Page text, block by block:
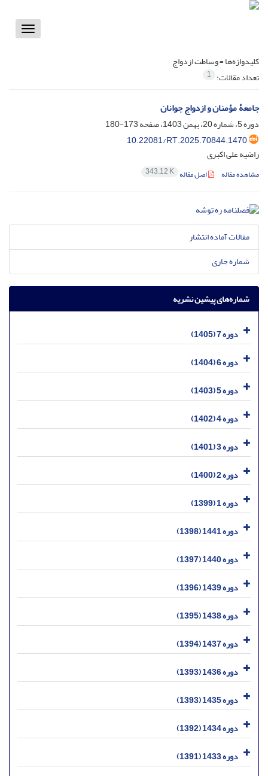
Toggle
کلیدواژه‌ها =وساطت ازدواج
تعداد مقالات: 1
جامعۀ مؤمنان و ازدواج جوانان
دوره 5، شماره 20، بهمن 1403، صفحه
173-180
10.22081/RT.2025.70844.1470
راضیه علی اکبری
مشاهده مقاله اصل مقاله 343.12 K
مقالات آماده انتشار
شماره جاری
شماره‌های پیشین نشریه
دوره 7 (1405)
دوره 6 (1404)
دوره 5 (1403)
دوره 4 (1402)
دوره 3 (1401)
دوره 2 (1400)
دوره 1 (1399)
دوره 1441 (1398)
دوره 1440 (1397)
دوره 1439 (1396)
دوره 1438 (1395)
دوره 1437 (1394)
دوره 1436 (1393)
دوره 1435 (1393)
دوره 1434 (1392)
دوره 1433 (1391)